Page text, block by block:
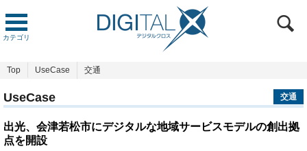
カテゴリ
Top UseCase 交通
UseCase 交通
出光、会津若松市にデジタルな地域サービスモデルの創出拠
点を開設